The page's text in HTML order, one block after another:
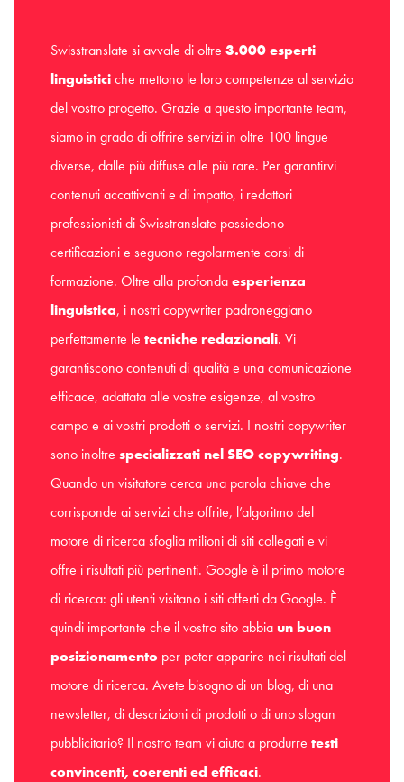
Swisstranslate si avvale di oltre 3.000 esperti
linguisticiche mettono le loro competenze al servizio
del vostro progetto. Grazie a questo importante team,
siamo in grado di offrire servizi in oltre 100 lingue
diverse, dalle più diffuse alle più rare. Per garantirvi
contenuti accattivanti e di impatto, i redattori
professionisti di Swisstranslate possiedono
certificazioni e seguono regolarmente corsi di
formazione. Oltre alla profondaesperienza
linguistica, i nostri copywriter padroneggiano
perfettamente le tecniche redazionali. Vi
garantiscono contenuti di qualità e una comunicazione
efficace, adattata alle vostre esigenze, al vostro
campo e ai vostri prodotti o servizi. I nostri copywriter
sono inoltre specializzati nel SEO copywriting.
Quando un visitatore cerca una parola chiave che
corrisponde ai servizi che offrite, l’algoritmo del
motore di ricerca sfoglia milioni di siti collegati e vi
offre i risultati più pertinenti. Google è il primo motore
di ricerca: gli utenti visitano i siti offerti da Google. È
quindi importante che il vostro sito abbiaun buon
posizionamento per poter apparire nei risultati del
motore di ricerca. Avete bisogno di un blog, di una
newsletter, di descrizioni di prodotti o di uno slogan
pubblicitario? Il nostro team vi aiuta a produrre testi
convincenti, coerenti ed efficaci.